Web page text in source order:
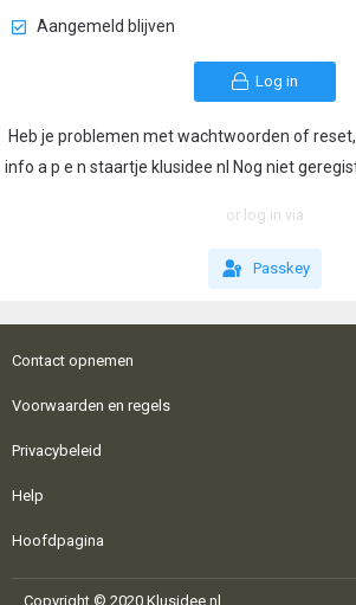
Aangemeld blijven
Log in
Heb je problemen met wachtwoorden of
info a p e n staartje klusidee nl Nog niet
or log in via
Passkey
Contact opnemen
Voorwaarden en regels
Privacybeleid
Help
Hoofdpagina
Copyright © 2020 Klusidee.nl